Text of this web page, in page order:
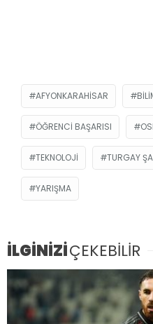
AFYONKARAHISAR
ÖĞRENCI BAŞARISI
TEKNOLOJI TURGAY
YARIŞMA
İLGİNİZİÇEKEBİLİR